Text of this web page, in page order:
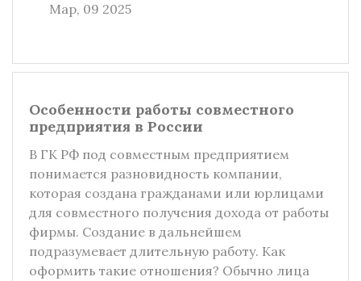
Мар, 09 2025
Особенности работы совместного
предприятия в России
В ГК РФ под совместным предприятием
понимается разновидность компании,
которая создана гражданами или юрлицами
для совместного получения дохода от работы
фирмы. Создание в дальнейшем
подразумевает длительную работу. Как
оформить такие отношения? Обычно лица